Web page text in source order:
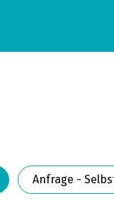
Anfrage -